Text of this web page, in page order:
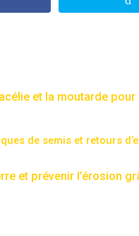
et la moutarde
de semis et retours
et prévenir l’érosion